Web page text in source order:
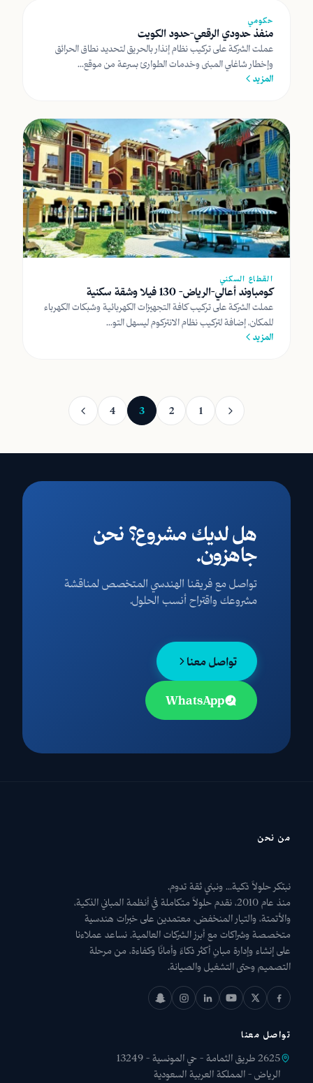
حكومي
منفذ حدودي الرقعي-حدود الكويت
عملت الشركة على تركيب نظام إنذار بالحريق لتحديد نطاق الحرائق
وإخطار شاغلي المبنى وخدمات الطوارئ بسرعة من موقع...
المزيد
القطاع السكني
كومباوند أعالي-الرياض- 130 فيلا وشقة سكنية
عملت الشركة على تركيب كافة التجهيزات الكهربائية وشبكات الكهرباء
للمكان، إضافة لتركيب نظام الانتركوم ليسهل التو...
المزيد
1
2
3
4
هل لديك مشروع؟ نحن
جاهزون.
تواصل مع فريقنا الهندسي المتخصص لمناقشة
مشروعك واقتراح أنسب الحلول.
تواصل معنا
WhatsApp
من نحن
نبتكر حلولاً ذكية... ونبني ثقة تدوم.
منذ عام 2010، نقدم حلولاً متكاملة في أنظمة المباني الذكية،
والأتمتة، والتيار المنخفض، معتمدين على خبرات هندسية
متخصصة وشراكات مع أبرز الشركات العالمية. نساعد عملاءنا
على إنشاء وإدارة مبانٍ أكثر ذكاءً وأمانًا وكفاءة، من مرحلة
التصميم وحتى التشغيل والصيانة.
تواصل معنا
2625 طريق الثمامة - حي المونسية - 13249
الرياض - المملكة العربية السعودية